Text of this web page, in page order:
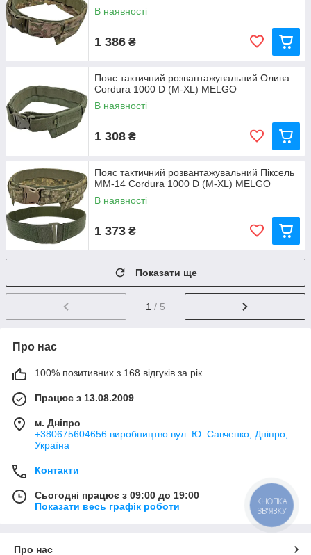
В наявності
1 386 ₴
Пояс тактичний розвантажувальний Олива
Cordura 1000 D (M-ХL) MELGO
В наявності
1 308 ₴
Пояс тактичний розвантажувальний Піксель
MM-14 Cordura 1000 D (M-ХL) MELGO
В наявності
1 373 ₴
Показати ще
1 / 5
Про нас
100% позитивних з 168 відгуків за рік
Працює з 13.08.2009
м. Дніпро
+380675604656 виробництво вул. Ю. Савченко, Дніпро,
Україна
Контакти
Сьогодні працює з 09:00 до 19:00
Показати весь графік роботи
Про нас
КНОПКА
ЗВ'ЯЗКУ